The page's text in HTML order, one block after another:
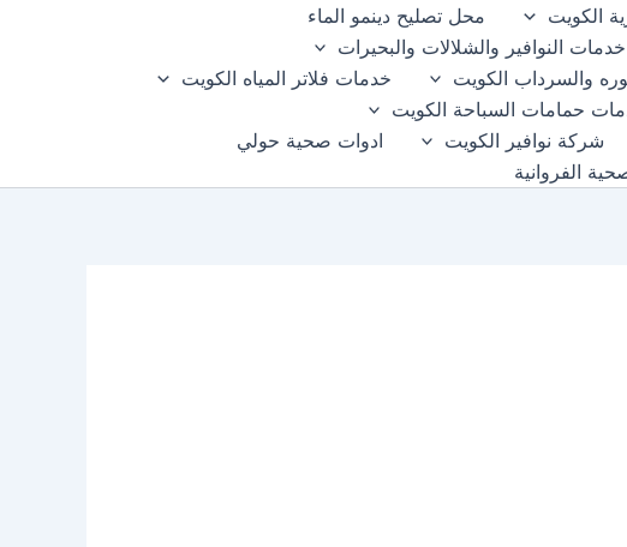
الكويت
محل تصليح دينمو الماء
خدمات النوافير والشلالات والبحيرات
والسرداب الكويت
خدمات فلاتر المياه الكويت
حمامات السباحة الكويت
شركة نوافير الكويت
ادوات صحية حولي
الفروانية